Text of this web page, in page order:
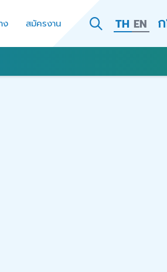
ง สมัครงาน TH EN